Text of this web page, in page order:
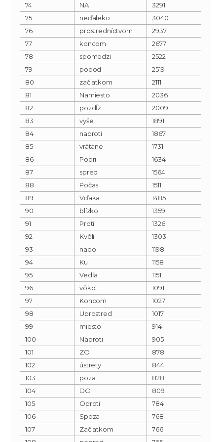
74
NA
3291
75
neďaleko
3040
76
prostredníctvom
2937
77
koncom
2677
78
spomedzi
2522
79
popod
2519
80
začiatkom
2111
81
Namiesto
2036
82
pozdĺž
2009
83
vyše
1891
84
naproti
1867
85
vrátane
1731
86
Popri
1634
87
spred
1564
88
Počas
1511
89
Vďaka
1485
90
blízko
1359
91
Proti
1326
92
Kvôli
1303
93
nado
1198
94
Ku
1158
95
Vedľa
1151
96
vôkol
1091
97
Koncom
1027
98
Uprostred
1017
99
miesto
914
100
Naproti
905
101
ZO
878
102
ústrety
844
103
poza
828
104
DO
809
105
Oproti
784
106
Spoza
768
107
Začiatkom
766